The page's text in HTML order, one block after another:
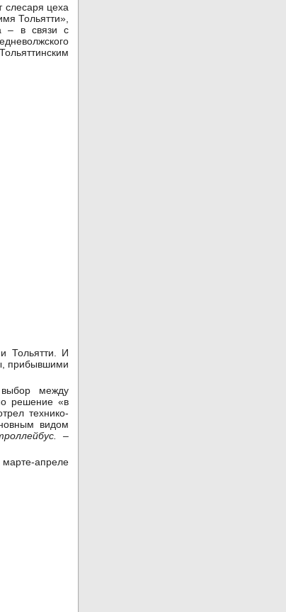
слесаря цеха
Тольятти»,
– в связи с
Тольятти. И
прибывшими
выбор между
решение «в
технико-
видом
–
апреле